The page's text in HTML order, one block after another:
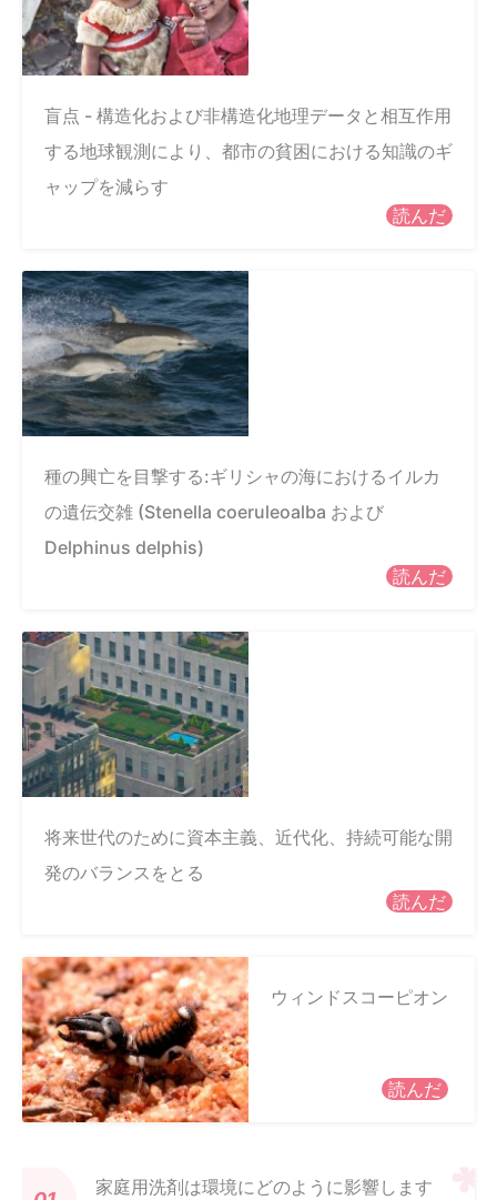
盲点 - 構造化および非構造化地理データと相互作用
する地球観測により、都市の貧困における知識のギ
ャップを減らす
読んだ
種の興亡を目撃する:ギリシャの海におけるイルカ
の遺伝交雑 (Stenella coeruleoalba および
Delphinus delphis)
読んだ
将来世代のために資本主義、近代化、持続可能な開
発のバランスをとる
読んだ
ウィンドスコーピオン
読んだ
家庭用洗剤は環境にどのように影響します